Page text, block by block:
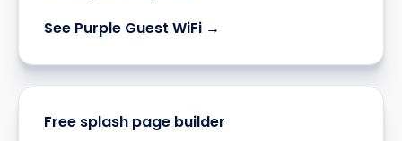
See Purple Guest WiFi →
Free splash page builder